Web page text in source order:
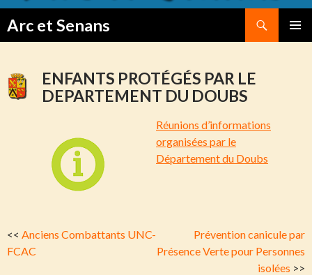
Arc et Senans
ENFANTS PROTÉGÉS PAR LE
DEPARTEMENT DU DOUBS
Réunions d’informations
organisées par le
Département du Doubs
<< Anciens Combattants UNC-
FCAC
Prévention canicule par
Présence Verte pour Personnes
isolées >>